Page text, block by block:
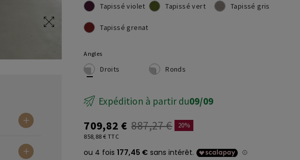
Tapissé violet Tapissé vert Tapissé gris
Tapissé grenat
Angles
Droits Ronds
Expédition à partir du09/09
709,82 € 887,27 € 20%
858,88 € TTC